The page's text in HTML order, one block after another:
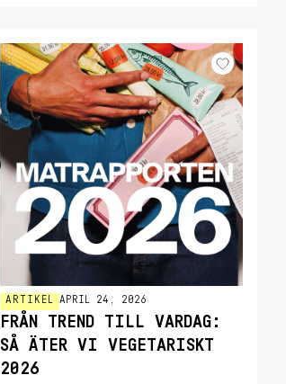
ARTIKEL APRIL 24, 2026
FRÅN TREND TILL VARDAG:
SÅ ÄTER VI VEGETARISKT
2026